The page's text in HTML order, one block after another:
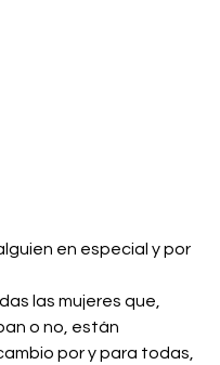
en especial y por
las mujeres que,
o no, están
por y para todas,